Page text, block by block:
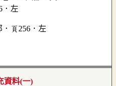
頁256．左
資料(一)